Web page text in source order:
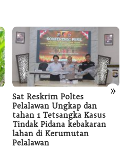
»
Sat Reskrim Poltes
Pelalawan Ungkap dan
tahan 1 Tetsangka Kasus
Tindak Pidana kebakaran
lahan di Kerumutan
Pelalawan